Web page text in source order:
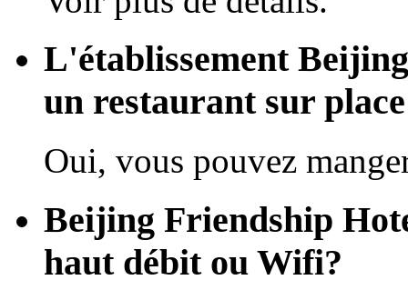
L'établissement
un restaurant sur
Oui, vous pouvez
Beijing Friendship
haut débit ou Wifi?